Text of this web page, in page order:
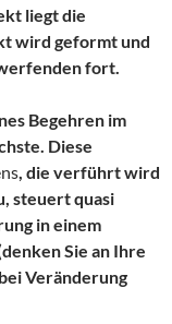
liegt die
wird geformt und
fort.
Begehren im
Diese
, die verführt wird
steuert quasi
in einem
Sie an Ihre
Veränderung